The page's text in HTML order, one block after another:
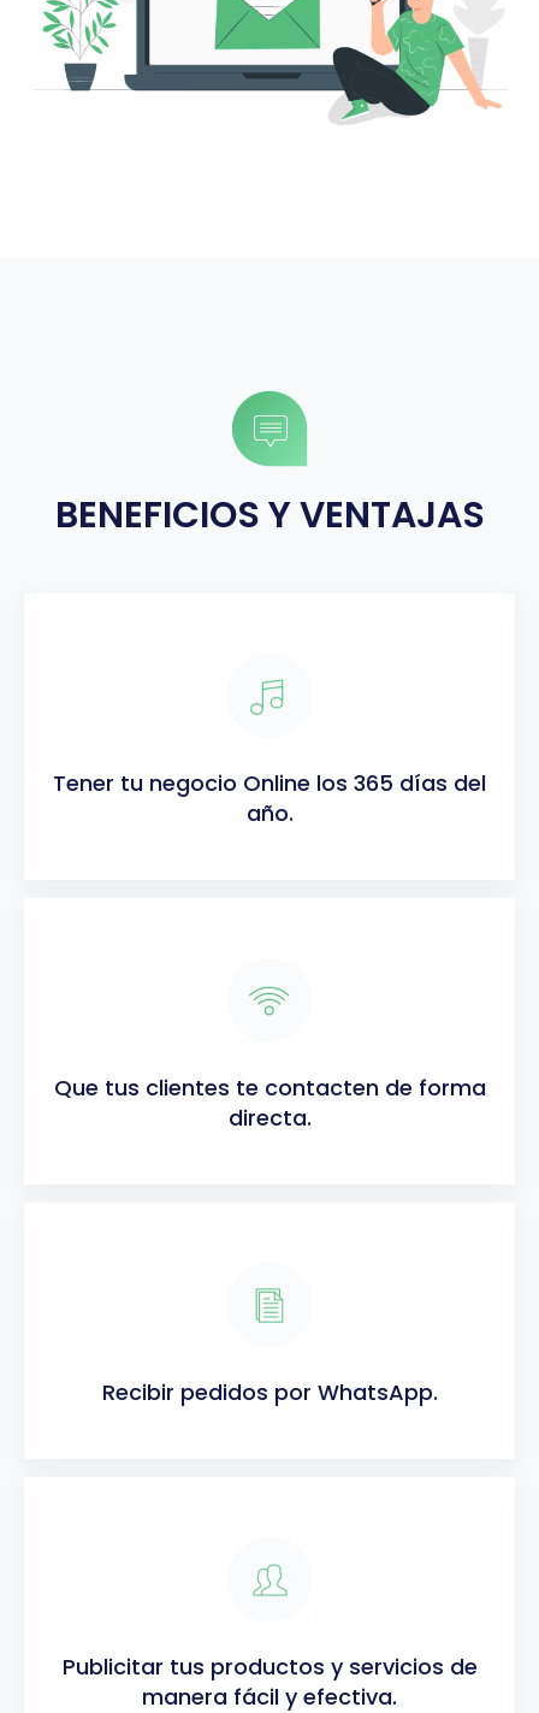
​BENEFICIOS Y VENTAJAS
Tener tu negocio Online los 365 días del
año.
Que tus clientes te contacten de forma
directa.
Recibir pedidos por WhatsApp.
Publicitar tus productos y servicios de
manera fácil y efectiva.